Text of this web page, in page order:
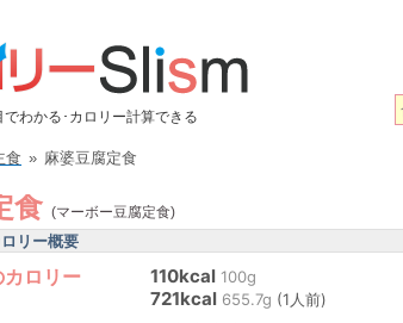
わかる･カロリー計算できる
食 » 麻婆豆腐定食
食 (マーボー豆腐定食)
リー概要
ロリー 110kcal 100g
721kcal 655.7g (1人前)